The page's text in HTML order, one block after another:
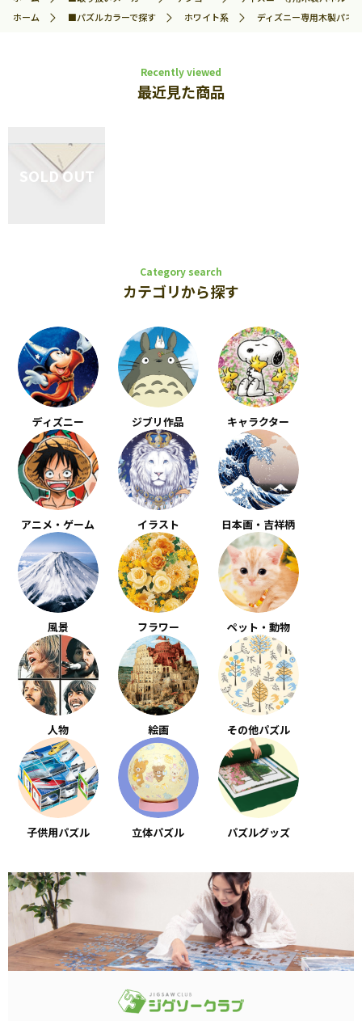
ホーム
■パズルカラーで探す ホワイト系 ディズニー専用木製パ
Recently viewed
最近見た商品
Category search
カテゴリから探す
ディズニー ジブリ作品 キャラクター
アニメ・ゲーム イラスト 日本画・吉祥柄
風景 フラワー ペット・動物
人物 絵画 その他パズル
子供用パズル 立体パズル パズルグッズ